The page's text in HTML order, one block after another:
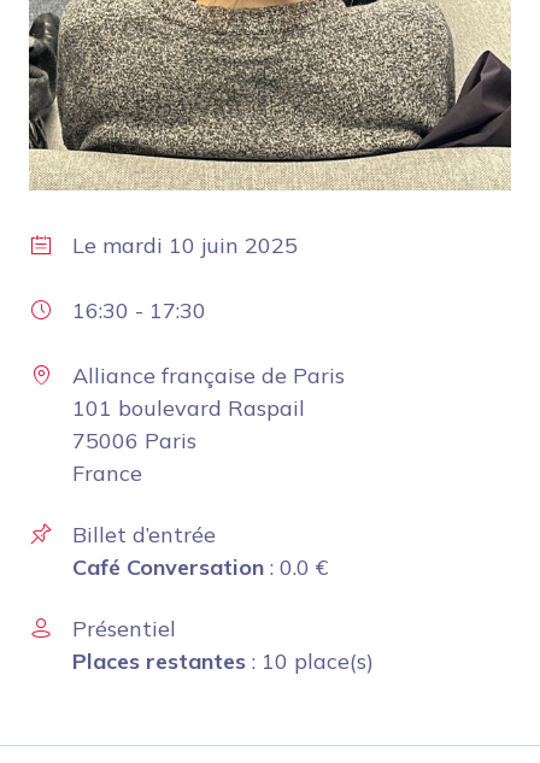
Le mardi 10 juin 2025
16:30 - 17:30
Alliance française de Paris
101 boulevard Raspail
75006 Paris
France
Billet d’entrée
Café Conversation : 0.0 €
Présentiel
Places restantes : 10 place(s)